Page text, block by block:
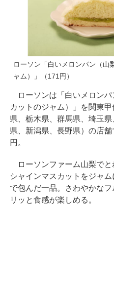
ローソン「白いメロンパン（山
ャム）」（171円）
ローソンは「白いメロンパ
カットのジャム）」を関東
県、栃木県、群馬県、埼玉県
県、新潟県、長野県）の店
円。
ローソンファーム山梨でと
シャインマスカットをジャ
で包んだ一品。さわやかな
リッと食感が楽しめる。